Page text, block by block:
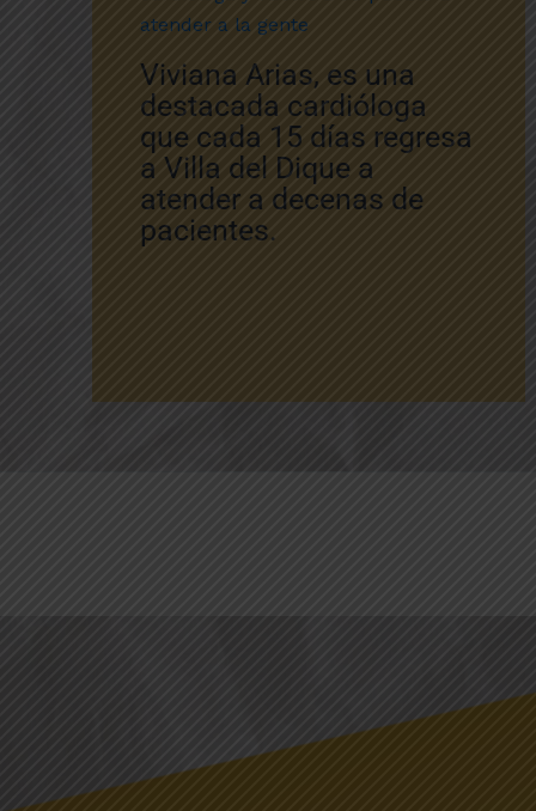
Viviana Arias, es una
destacada cardióloga
que cada 15 días regresa
a Villa del Dique a
atender a decenas de
pacientes.